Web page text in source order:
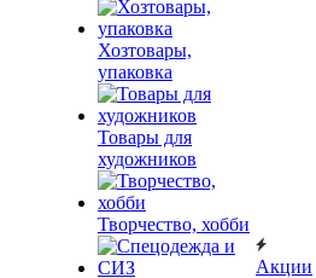
Хозтовары,
упаковка
Товары для
художников
Творчество, хобби
Акции